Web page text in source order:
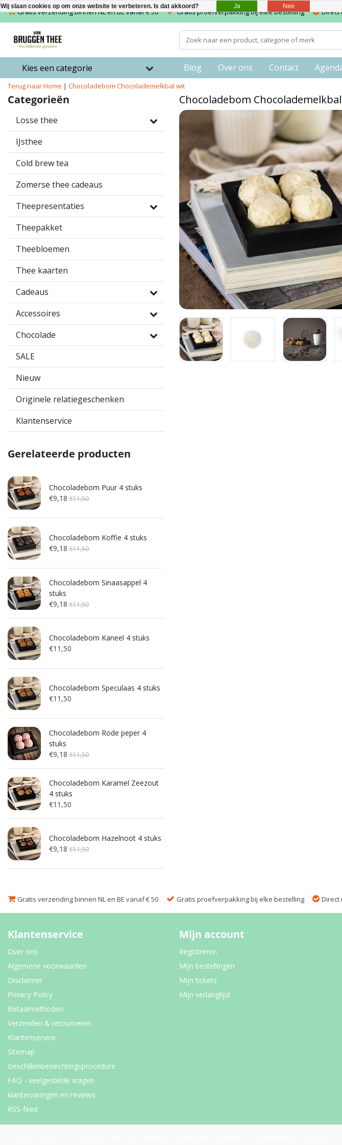
Gratis verzending binnen NL en BE vanaf € 50 Gratis proefverpakking bij elke bestelling Direct
Kies een categorie Blog Over ons Contact
Terug naar Home | Chocoladebom Chocolademelkbal wit
Categorieën
Losse thee
IJsthee
Cold brew tea
Zomerse thee cadeaus
Theepresentaties
Theepakket
Theebloemen
Thee kaarten
Cadeaus
Accessoires
Chocolade
SALE
Nieuw
Originele relatiegeschenken
Klantenservice
Gerelateerde producten
Chocoladebom Puur 4 stuks
€9,18 €11,50
Chocoladebom Koffie 4 stuks
€9,18 €11,50
Chocoladebom Sinaasappel 4
stuks
€9,18 €11,50
Chocoladebom Kaneel 4 stuks
€11,50
Chocoladebom Speculaas 4 stuks
€11,50
Chocoladebom Rode peper 4
stuks
€9,18 €11,50
Chocoladebom Karamel Zeezout
4 stuks
€11,50
Chocoladebom Hazelnoot 4 stuks
€9,18 €11,50
Chocoladebom
Gratis verzending binnen NL en BE vanaf € 50 Gratis proefverpakking bij elke bestelling Direct
Klantenservice
Over ons
Algemene voorwaarden
Disclaimer
Privacy Policy
Betaalmethoden
Verzenden & retourneren
Klantenservice
Sitemap
Geschillenbeslechtingsprocedure
FAQ - veelgestelde vragen
klantervaringen en reviews
RSS-feed
Mijn account
Registreren
Mijn bestellingen
Mijn tickets
Mijn verlanglijst
Wij slaan cookies op om onze website te verbeteren. Is dat akkoord? Ja Nee